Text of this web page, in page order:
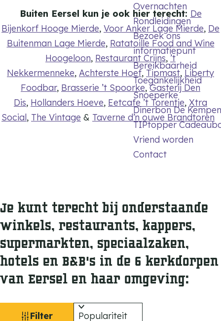
Overnachten
Rondleidingen
Bezoek ons
informatiepunt
Bereikbaarheid
Toegankelijkheid
Snoeperke
Dinerbon De
TIPtopper
Vriend worden
Contact
Buiten Eersel kun je ook hier terecht: De
Bijenkorf Hooge Mierde, Voor Anker Lage Mierde, De
Buitenman Lage Mierde, Ratatoille Food and Wine
Hoogeloon, Restaurant Crijns, ’t
Nekkermenneke, Achterste Hoef, Tipmast, Liberty
Foodbar, Brasserie ’t Spoorke,Gasterij Den
Dis, Hollanders Hoeve, Eetcafe ’t Torentje, Xtra
Social, The Vintage & Taverne d’n ouwe Brandtoren
Je kunt terecht bij onderstaande
winkels, restaurants, kappers,
supermarkten, speciaalzaken,
hotels en B&B's in de 6 kerkdorpen
van Eersel en haar omgeving:
Filter